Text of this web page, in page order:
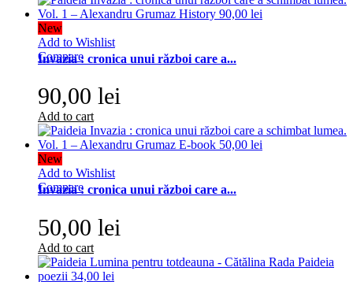
New
Add to Wishlist
Compare
Invazia : cronica unui război care a...
90,00 lei
Add to cart
New
Add to Wishlist
Compare
Invazia : cronica unui război care a...
50,00 lei
Add to cart